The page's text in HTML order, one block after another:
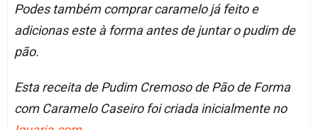
Podes também comprar caramelo já feito e
adicionas este à forma antes de juntar o pudim de
pão.
Esta receita de Pudim Cremoso de Pão de Forma
com Caramelo Caseiro foi criada inicialmente no